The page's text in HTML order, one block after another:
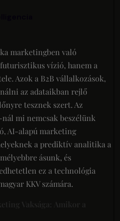
marketingben való
vízió, hanem a
Azok a B2B vállalkozások,
az adataikban rejlő
tesznek szert. Az
mi nemcsak beszélünk
AI-alapú marketing
a prediktív analitika a
ásunk, és
ez a technológia
KKV számára.
Vaksága: Amikor a